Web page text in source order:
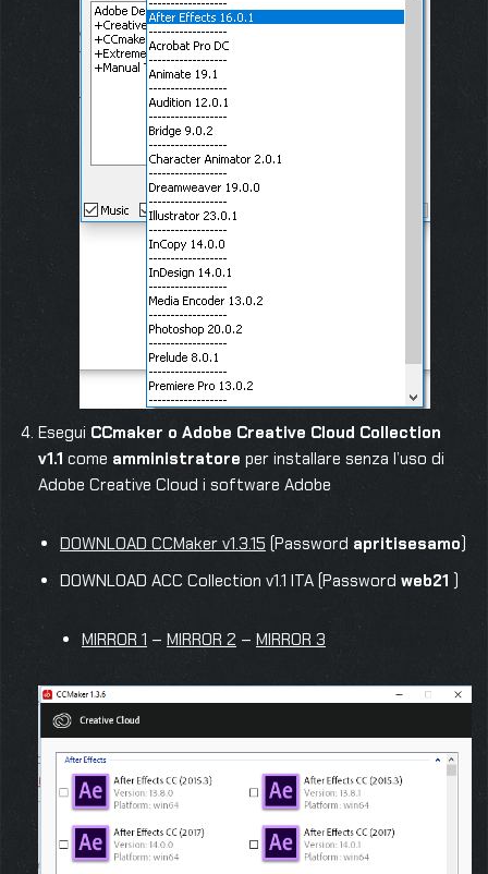
Esegui CCmaker o Adobe Creative Cloud Collection
v1.1 come amministratore per installare senza l’uso di
Adobe Creative Cloud i software Adobe
DOWNLOAD CCMaker v1.3.15 (Password apritisesamo)
DOWNLOAD ACC Collection v1.1 ITA (Password web21 )
MIRROR 1 – MIRROR 2 – MIRROR 3